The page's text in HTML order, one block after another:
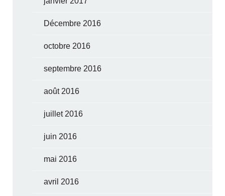
Décembre 2016
octobre 2016
septembre 2016
août 2016
juillet 2016
juin 2016
mai 2016
avril 2016